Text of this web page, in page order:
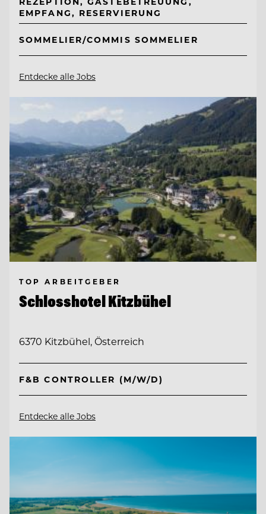
EMPFANG, RESERVIERUNG
SOMMELIER/COMMIS SOMMELIER
Entdecke alle Jobs
TOP ARBEITGEBER
Schlosshotel Kitzbühel
6370 Kitzbühel, Österreich
F&B CONTROLLER (M/W/D)
Entdecke alle Jobs